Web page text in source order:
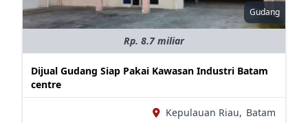
Gudang
Rp. 8.7 miliar
Dijual Gudang Siap Pakai Kawasan Industri Batam
centre
Kepulauan Riau, Batam